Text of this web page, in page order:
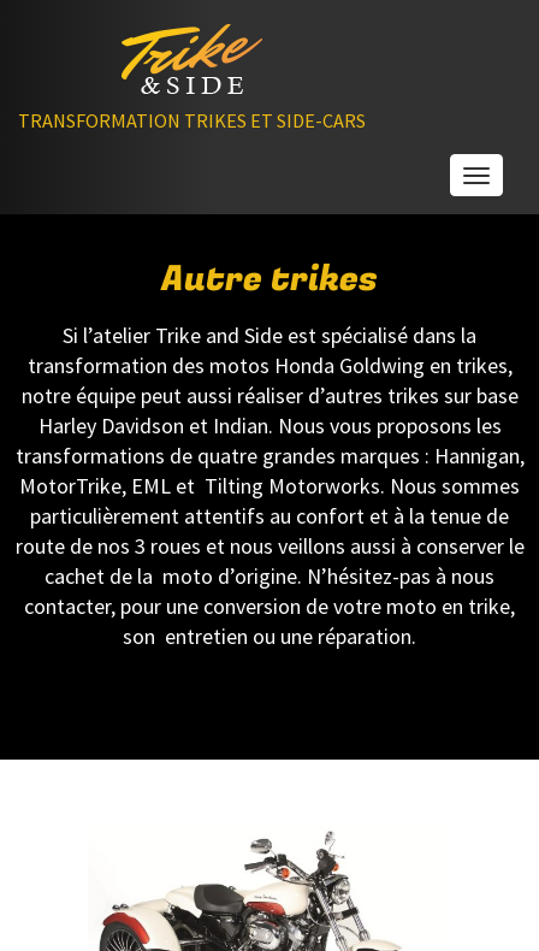
TRANSFORMATION TRIKES ET SIDE-CARS
Autre trikes
Si l’atelier Trike and Side est spécialisé dans la
transformation des motos Honda Goldwing en trikes,
notre équipe peut aussi réaliser d’autres trikes sur base
Harley Davidson et Indian. Nous vous proposons les
transformations de quatre grandes marques : Hannigan,
MotorTrike, EML et Tilting Motorworks. Nous sommes
particulièrement attentifs au confort et à la tenue de
route de nos 3 roues et nous veillons aussi à conserver le
cachet de la moto d’origine. N’hésitez-pas à nous
contacter, pour une conversion de votre moto en trike,
son entretien ou une réparation.